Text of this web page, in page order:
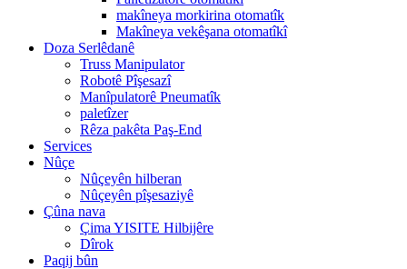
makîneya morkirina otomatîk
Makîneya vekêşana otomatîkî
Doza Serlêdanê
Truss Manipulator
Robotê Pîşesazî
Manîpulatorê Pneumatîk
paletîzer
Rêza pakêta Paş-End
Services
Nûçe
Nûçeyên hilberan
Nûçeyên pîşesaziyê
Çûna nava
Çima YISITE Hilbijêre
Dîrok
Paqij bûn